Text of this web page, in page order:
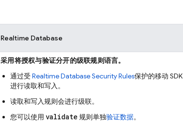
Realtime Database
采用将授权与验证分开的级联规则语言。
通过受 Realtime DatabaseSecurity Rules保护的移动 SDK
进行读取和写入。
读取和写入规则会进行级联。
您可以使用 validate 规则单独验证数据。